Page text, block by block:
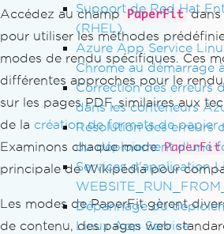
Support de Red Hat
(RHEL)
Azure App Service
Chrome au démarrage
Correction des erreurs
dans les conteneurs
Résolution des erreurs
du déploiement d'une
Services d'application
Dépannage du
Linux App Service
Accédez au champ PaperFit dans
pour utiliser les méthodes
modes de rendu spécifiques. Ces
différentes approches pour le
sur les pages PDF, similaires aux
de la création de formats de papier
Examinons chaque mode PaperFit
principale de Wikipédia pour
Les modes de PaperFit gèrent
de contenu, des pages web